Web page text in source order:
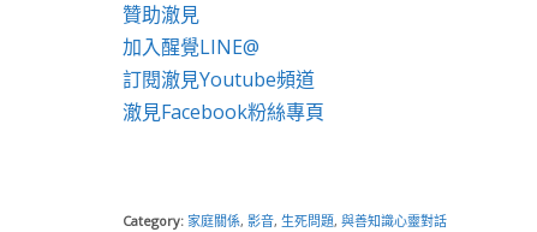
贊助澈見
加入醒覺LINE@
訂閱澈見Youtube頻道
澈見Facebook粉絲專頁
Category: 家庭關係, 影音, 生死問題, 與善知識心靈對話